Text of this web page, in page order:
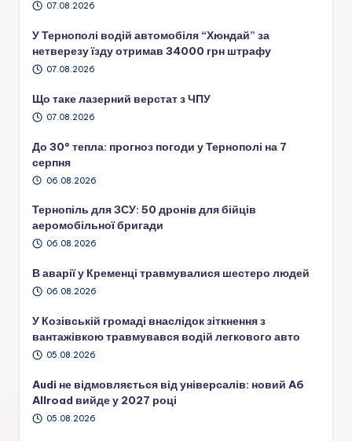
07.08.2026
У Тернополі водій автомобіля “Хюндай” за
нетверезу їзду отримав 34000 грн штрафу
07.08.2026
Що таке лазерний верстат з ЧПУ
07.08.2026
До 30° тепла: прогноз погоди у Тернополі на 7
серпня
06.08.2026
Тернопіль для ЗСУ: 50 дронів для бійців
аеромобільної бригади
06.08.2026
В аварії у Кременці травмувалися шестеро людей
06.08.2026
У Козівській громаді внаслідок зіткнення з
вантажівкою травмувався водій легкового авто
05.08.2026
Audi не відмовляється від універсалів: новий A6
Allroad вийде у 2027 році
05.08.2026